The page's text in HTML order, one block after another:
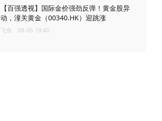
【百强透视】国际金价强劲反弹！黄金股异
动，潼关黄金（00340.HK）迎跳涨
飞鱼 08-06 19:40